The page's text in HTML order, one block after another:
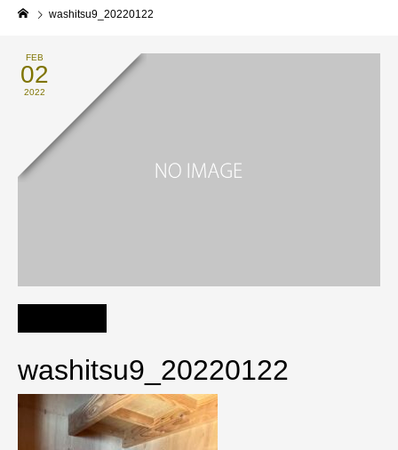
washitsu9_20220122
FEB
02
2022
washitsu9_20220122